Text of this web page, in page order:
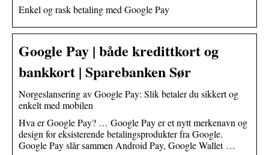
Enkel og rask betaling med Google Pay
Google Pay | både kredittkort og
bankkort | Sparebanken Sør
Norgeslansering av Google Pay: Slik betaler du sikkert og
enkelt med mobilen
Hva er Google Pay? … Google Pay er et nytt merkenavn og
design for eksisterende betalingsprodukter fra Google.
Google Pay slår sammen Android Pay, Google Wallet …